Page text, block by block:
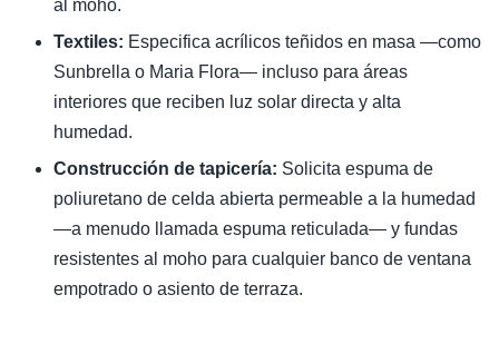
al moho.
Textiles: Especifica acrílicos teñidos en masa —como
Sunbrella o Maria Flora— incluso para áreas
interiores que reciben luz solar directa y alta
humedad.
Construcción de tapicería: Solicita espuma de
poliuretano de celda abierta permeable a la humedad
—a menudo llamada espuma reticulada— y fundas
resistentes al moho para cualquier banco de ventana
empotrado o asiento de terraza.